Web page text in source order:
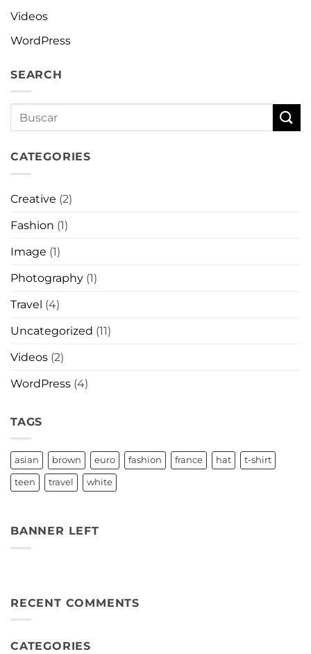
Videos
WordPress
SEARCH
CATEGORIES
Creative (2)
Fashion (1)
Image (1)
Photography (1)
Travel (4)
Uncategorized (11)
Videos (2)
WordPress (4)
TAGS
asian brown euro fashion france hat t-shirt
teen travel white
BANNER LEFT
RECENT COMMENTS
CATEGORIES